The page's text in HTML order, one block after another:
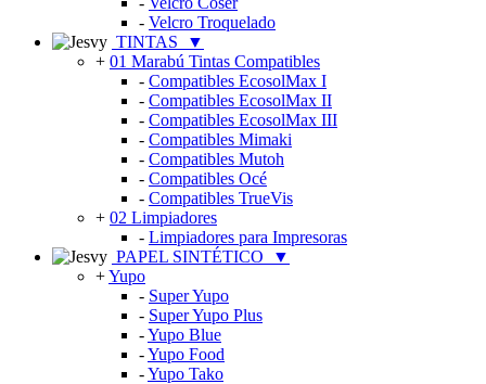
- Velcro Troquelado
TINTAS
▼
+ 01 Marabú Tintas Compatibles
- Compatibles EcosolMax I
- Compatibles EcosolMax II
- Compatibles EcosolMax III
- Compatibles Mimaki
- Compatibles Mutoh
- Compatibles Océ
- Compatibles TrueVis
+ 02 Limpiadores
- Limpiadores para Impresoras
PAPEL SINTÉTICO
▼
+Yupo
- Super Yupo
- Super Yupo Plus
-Yupo Blue
-Yupo Food
-Yupo Tako